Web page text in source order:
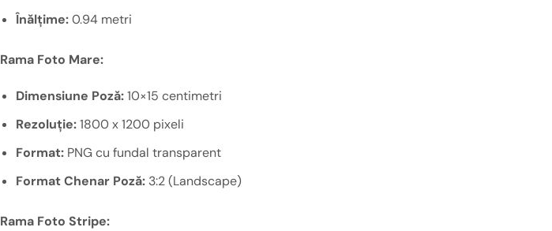
Înălțime:0.94 metri
Rama Foto Mare:
Dimensiune Poză:10×15 centimetri
Rezoluție:1800 x 1200 pixeli
Format: PNG cu fundal transparent
Format Chenar Poză: 3:2 (Landscape)
Rama Foto Stripe: